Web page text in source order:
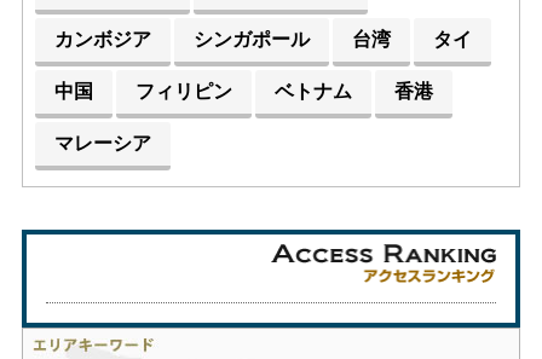
カンボジア シンガポール 台湾 タイ
中国 フィリピン ベトナム 香港
マレーシア